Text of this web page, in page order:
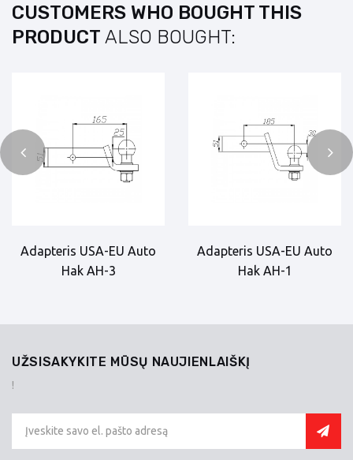
CUSTOMERS WHO BOUGHT THIS
PRODUCT ALSO BOUGHT:
Adapteris USA-EU Auto
Hak AH-3
Adapteris USA-EU Auto
Hak AH-1
UŽSISAKYKITE MŪSŲ NAUJIENLAIŠKĮ
!